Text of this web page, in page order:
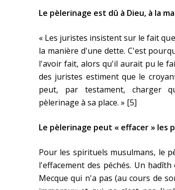
Le pèlerinage est dû à Dieu, à la
« Les juristes insistent sur le fait
la manière d'une dette. C'est
l'avoir fait, alors qu'il aurait pu le
des juristes estiment que le
peut, par testament, charger
pèlerinage à sa place. » [5]
Le pèlerinage peut « effacer » les
Pour les spirituels musulmans, le
l'effacement des péchés. Un
Mecque qui n'a pas (au cours de